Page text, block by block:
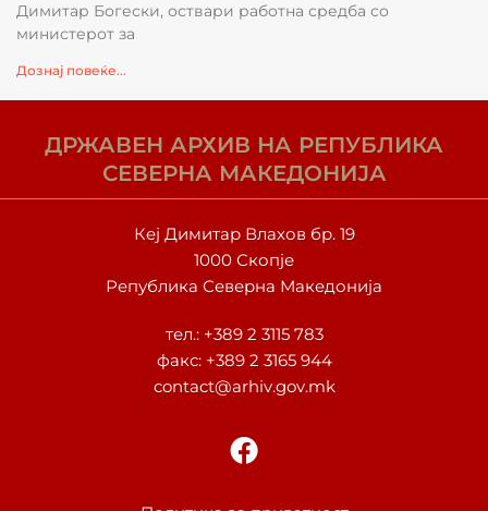
Димитар Богески, оствари работна средба со
министерот за
Дознај повеќе...
ДРЖАВЕН АРХИВ НА РЕПУБЛИКА
СЕВЕРНА МАКЕДОНИЈА
Кеј Димитар Влахов бр. 19
1000 Скопје
Република Северна Македонија
тел.: +389 2 3115 783
факс: +389 2 3165 944
contact@arhiv.gov.mk
F
a